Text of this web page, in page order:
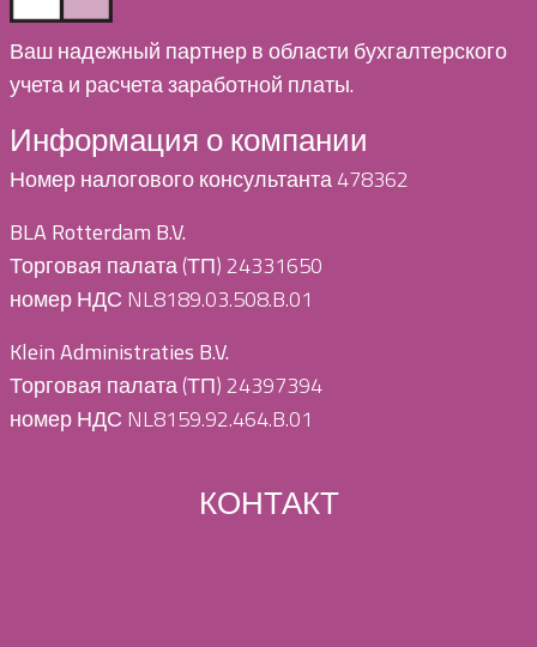
Ваш надежный партнер в области бухгалтерского
учета и расчета заработной платы.
Информация о компании
Номер налогового консультанта 478362
BLA Rotterdam B.V.
Торговая палата (ТП) 24331650
номер НДС NL8189.03.508.B.01
Klein Administraties B.V.
Торговая палата (ТП) 24397394
номер НДС NL8159.92.464.B.01
КОНТАКТ